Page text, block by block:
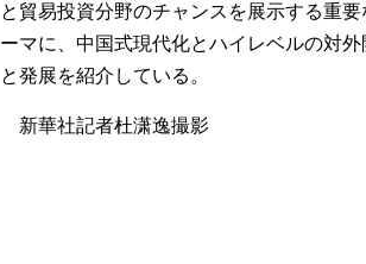
と貿易投資分野のチャンスを展示する重
ーマに、中国式現代化とハイレベルの対
と発展を紹介している。
新華社記者杜潇逸撮影